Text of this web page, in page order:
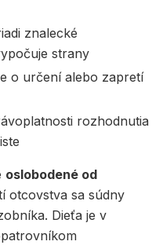
znalecké
strany
o určení alebo zapretí
rozhodnutia
oslobodené od
otcovstva sa súdny
Dieťa je v